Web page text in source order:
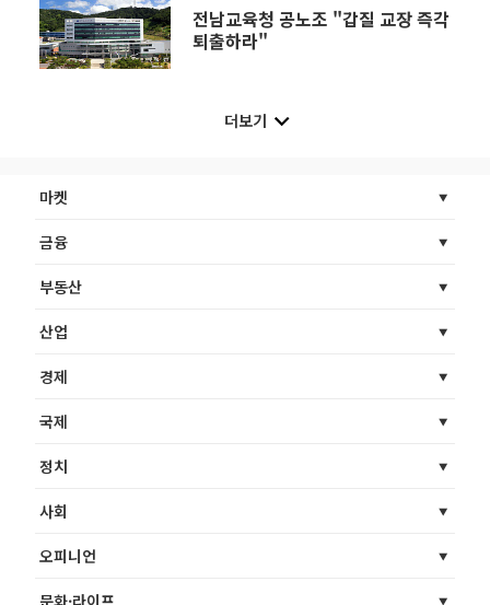
전남교육청 공노조 "갑질 교장 즉각
퇴출하라"
더보기
마켓
금융
부동산
산업
경제
국제
정치
사회
오피니언
문화·라이프